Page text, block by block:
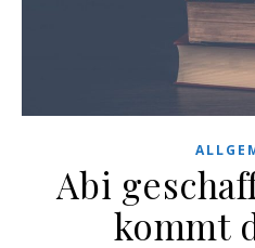
Abi
kommt